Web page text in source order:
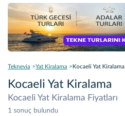
Teknevia Yat Kiralama Kocaeli Yat Kiralama
Kocaeli Yat Kiralama
Kocaeli Yat Kiralama Fiyatları
1 sonuç bulundu